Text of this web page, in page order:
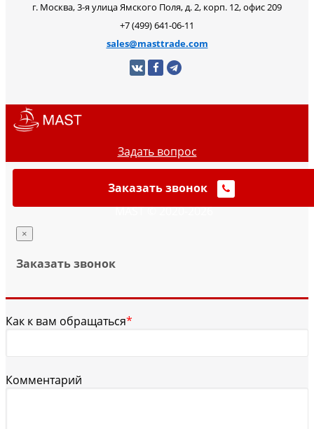
г. Москва, 3-я улица Ямского Поля, д. 2, корп. 12, офис 209
+7 (499) 641-06-11
sales@masttrade.com
Задать вопрос
Заказать звонок
MAST © 2020-2026
×
Заказать звонок
Как к вам обращаться*
Комментарий